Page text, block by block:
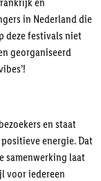
in Nederland die
deze festivals niet
georganiseerd
en staat
energie. Dat
samenwerking laat
voor iedereen